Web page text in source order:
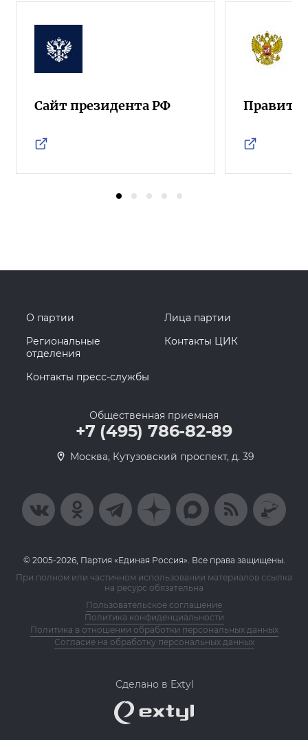
Сайт президента РФ
О партии
Лица партии
Региональные
отделения
Контакты ЦИК
Контакты пресс-службы
Общественная приемная
+7 (495) 786-82-89
Москва, Кутузовский проспект, д. 39
© 2005-2026, Партия «Единая Россия». Все права защищены.
При полном или частичном использовании материалов ссылка
на ресурс обязательна
Пользовательское соглашение
Политика конфиденциальности
Политика в отношении обработки персональных данных
Согласие на обработку персональных данных
Сделано в Extyl